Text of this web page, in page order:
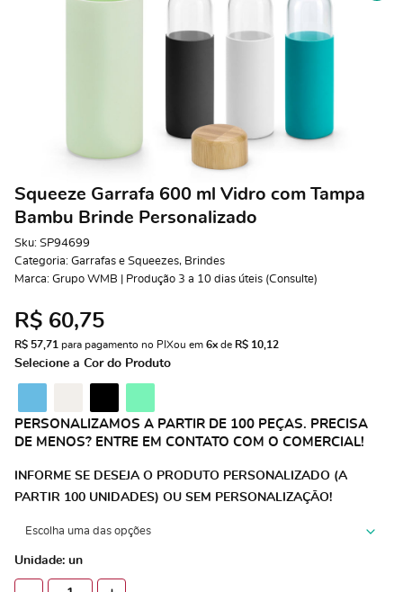
Squeeze Garrafa 600 ml Vidro com Tampa
Bambu Brinde Personalizado
Sku: SP94699
Categoria: Garrafas e Squeezes, Brindes
Marca: Grupo WMB | Produção 3 a 10 dias úteis (Consulte)
R$ 60,75
R$ 57,71 para pagamento no PIXou em 6x de R$ 10,12
Selecione a Cor do Produto
PERSONALIZAMOS A PARTIR DE 100 PEÇAS. PRECISA
DE MENOS? ENTRE EM CONTATO COM O COMERCIAL!
INFORME SE DESEJA O PRODUTO PERSONALIZADO (A
PARTIR 100 UNIDADES) OU SEM PERSONALIZAÇÃO!
Unidade: un